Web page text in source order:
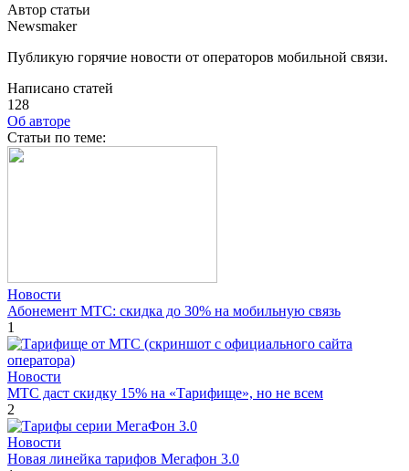
Автор статьи
Newsmaker
Публикую горячие новости от операторов мобильной связи.
Написано статей
128
Об авторе
Cтатьи по теме:
Новости
Абонемент МТС: скидка до 30% на мобильную связь
1
Новости
МТС даст скидку 15% на «Тарифище», но не всем
2
Новости
Новая линейка тарифов Мегафон 3.0